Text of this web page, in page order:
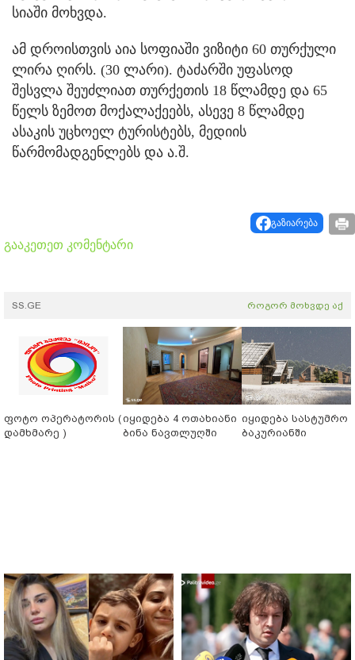
სიაში მოხვდა.
ამ დროისთვის აია სოფიაში ვიზიტი 60 თურქული
ლირა ღირს. (30 ლარი). ტაძარში უფასოდ
შესვლა შეუძლიათ თურქეთის 18 წლამდე და 65
წელს ზემოთ მოქალაქეებს, ასევე 8 წლამდე
ასაკის უცხოელ ტურისტებს, მედიის
წარმომადგენლებს და ა.შ.
გაზიარება
გააკეთეთ კომენტარი
SS.GE როგორ მოხვდე აქ
ფოტო ოპერატორის (
დამხმარე )
იყიდება 4 ოთახიანი
ბინა ნავთლუღში
იყიდება სასტუმრო
ბაკურიანში